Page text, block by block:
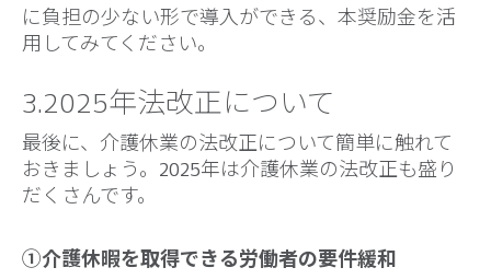
に負担の少ない形で導入ができる、本奨励金を活
用してみてください。
3.2025年法改正について
最後に、介護休業の法改正について簡単に触れて
おきましょう。2025年は介護休業の法改正も盛り
だくさんです。
①介護休暇を取得できる労働者の要件緩和